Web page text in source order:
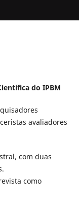
do IPBM
avaliadores
com duas
como